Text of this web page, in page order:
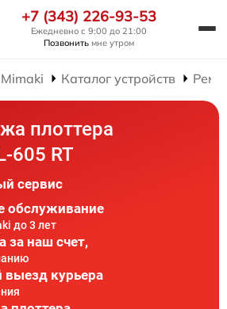
+7 (343) 226-93-53
Ежедневно с 9:00 до 21:00
Позвонить мне утром
Каталог устройств
плоттера
605 RT
сервис
обслуживание
до 3 лет
за наш счет,
выезд курьера